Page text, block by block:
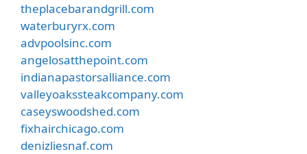
theplacebarandgrill.com
waterburyrx.com
advpoolsinc.com
angelosatthepoint.com
indianapastorsalliance.com
valleyoakssteakcompany.com
caseyswoodshed.com
fixhairchicago.com
denizliesnaf.com